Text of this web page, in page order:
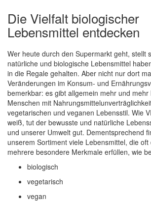
Die Vielfalt biologischer
Lebensmittel entdecken
Wer heute durch den Supermarkt geht, stellt
natürliche und biologische Lebensmittel
in die Regale gehalten. Aber nicht nur dort
Veränderungen im Konsum- und
bemerkbar: es gibt allgemein mehr und
Menschen mit
vegetarischen und veganen Lebensstil. Wie
weiß, tut der bewusste und natürliche
und unserer Umwelt gut. Dementsprechend
unserem Sortiment viele Lebensmittel, die
mehrere besondere Merkmale erfüllen, wie
biologisch
vegetarisch
vegan